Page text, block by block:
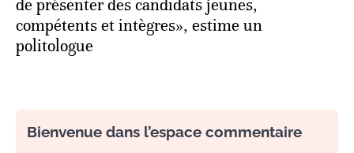
de présenter des candidats jeunes,
compétents et intègres», estime un
politologue
Bienvenue dans l’espace commentaire